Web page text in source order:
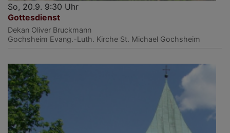
So, 20.9. 9:30 Uhr
Gottesdienst
Dekan Oliver Bruckmann
Gochsheim Evang.-Luth. Kirche St. Michael Gochsheim